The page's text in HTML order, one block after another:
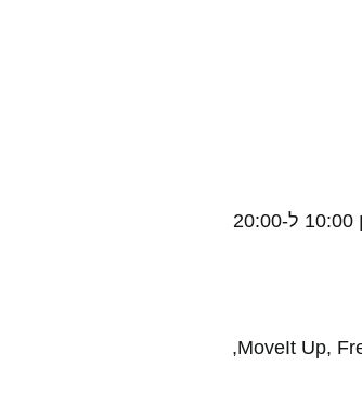
המועדון פתוח משעות הבוקר המוקדמות ועד הלילה – ראשון עד חמישי מ-6:00 בבוקר ועד 23:00, שישי בוקר קצר יותר, ובשבת פתוח בין 10:00 ל-20:00
החדר ממוקם בלב תל אביב, קרוב לתחבורה ציבורית ועם מגוון אפשרויות הגעה – ובנוסף, אפשר להיכנס דרך אפליקציות נוחות כמו MoveIt Up, Freefit,